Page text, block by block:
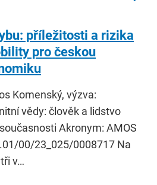
příležitosti a rizika
pro českou
Komenský, výzva:
vědy: člověk a lidstvo
Akronym: AMOS
00/23_025/0008717 Na
v…